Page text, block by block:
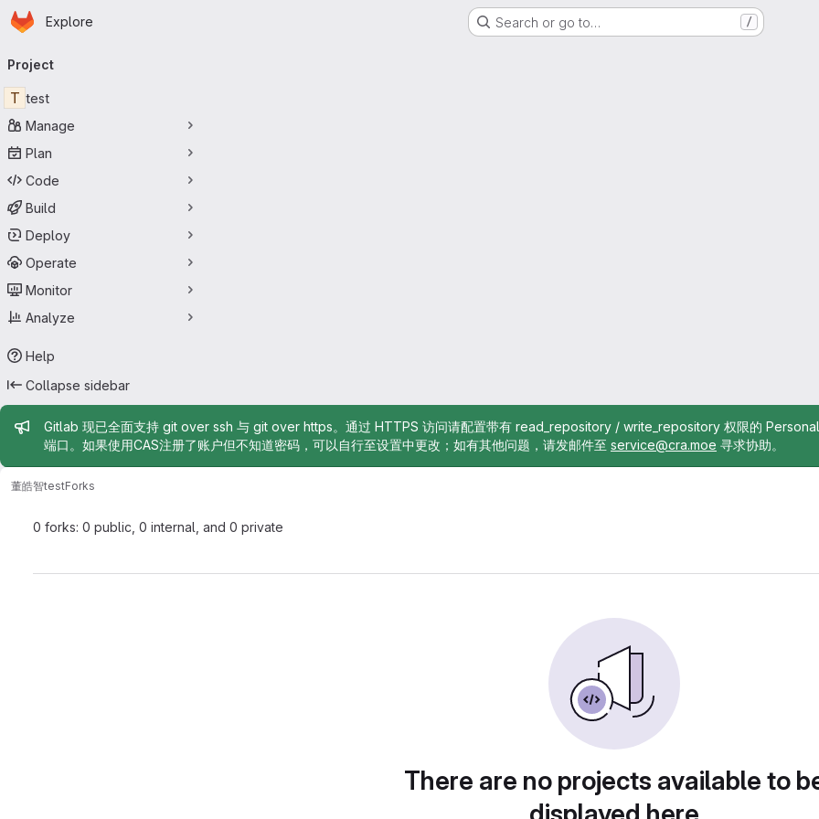
Skip to main content
Homepage
Explore Search or go to… /
navigation
Project
T test
Manage
Plan
Code
Build
Deploy
Operate
Monitor
Analyze
Help
Collapse sidebar
Admin message
Gitlab 现已全面支持 git over ssh 与 git over https。通过 HTTPS 访问请配置带有 read_repository / write_repository 权限的
端口。如果使用CAS注册了账户但不知道密码，可以自行至设置中更改；如有其他问题，请发邮件至 service@cra.moe 寻求协助。
董皓智testForks
0 forks: 0 public, 0 internal, and 0 private
There are no projects available to